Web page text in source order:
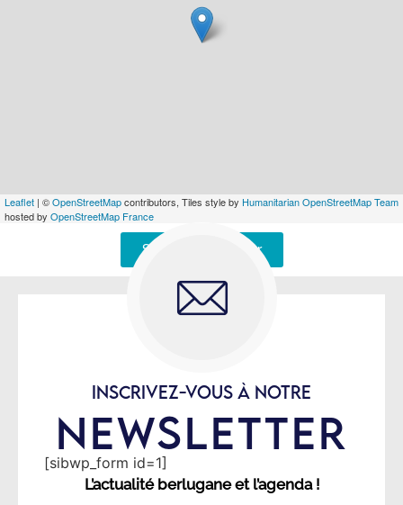
Leaflet | ©OpenStreetMapcontributors, Tiles style by Humanitarian OpenStreetMap Team
hosted by OpenStreetMap France
Signaler une erreur
INSCRIVEZ-VOUS À NOTRE
NEWSLETTER
[sibwp_form id=1]
L’actualité berlugane et l’agenda !